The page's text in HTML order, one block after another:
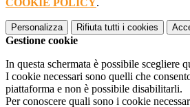
COOKIE POLICY.
Personalizza Rifiuta tutti i cookies
Gestione cookie
In questa schermata è possibile scegliere
I cookie necessari sono quelli che
piattaforma e non è possibile disabilitarli.
Per conoscere quali sono i cookie